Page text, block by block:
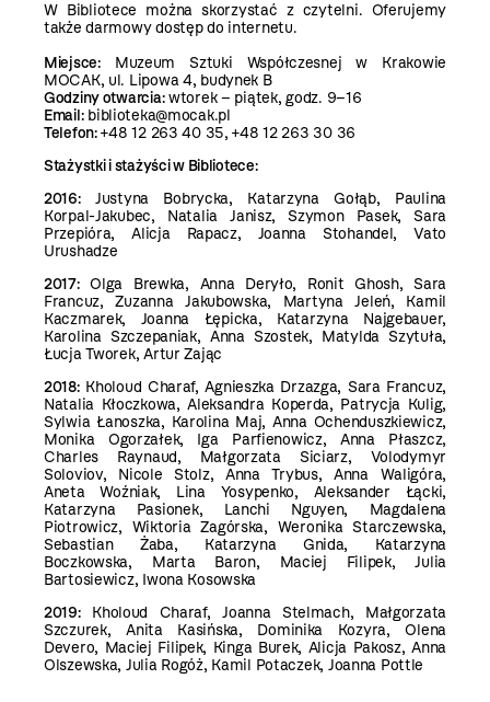
W Bibliotece można skorzystać z czytelni. Oferujemy
także darmowy dostęp do internetu.
Miejsce:Muzeum Sztuki Współczesnej w Krakowie
MOCAK, ul. Lipowa 4, budynek B
Godziny otwarcia:wtorek – piątek, godz. 9–16
Email: biblioteka@mocak.pl
Telefon:+48 12 263 40 35, +48 12 263 30 36
Stażystki i stażyści w Bibliotece:
2016:Justyna Bobrycka, Katarzyna Gołąb, Paulina
Korpal-Jakubec, Natalia Janisz, Szymon Pasek, Sara
Przepióra, Alicja Rapacz, Joanna Stohandel, Vato
Urushadze
2017:Olga Brewka, Anna Deryło, Ronit Ghosh, Sara
Francuz, Zuzanna Jakubowska, Martyna Jeleń, Kamil
Kaczmarek, Joanna Łępicka, Katarzyna Najgebauer,
Karolina Szczepaniak, Anna Szostek, Matylda Szytuła,
Łucja Tworek, Artur Zając
2018: Kholoud Charaf, Agnieszka Drzazga, Sara Francuz,
Natalia Kłoczkowa, Aleksandra Koperda, Patrycja Kulig,
Sylwia Łanoszka, Karolina Maj, Anna Ochenduszkiewicz,
Monika Ogorzałek, Iga Parfienowicz, Anna Płaszcz,
Charles Raynaud, Małgorzata Siciarz, Volodymyr
Soloviov, Nicole Stolz, Anna Trybus, Anna Waligóra,
Aneta Woźniak, Lina Yosypenko, Aleksander Łącki,
Katarzyna Pasionek, Lanchi Nguyen, Magdalena
Piotrowicz, Wiktoria Zagórska, Weronika Starczewska,
Sebastian Żaba, Katarzyna Gnida, Katarzyna
Boczkowska, Marta Baron, Maciej Filipek, Julia
Bartosiewicz, Iwona Kosowska
2019:Kholoud Charaf, Joanna Stelmach, Małgorzata
Szczurek, Anita Kasińska, Dominika Kozyra, Olena
Devero, Maciej Filipek, Kinga Burek, Alicja Pakosz, Anna
Olszewska, Julia Rogóż, Kamil Potaczek, Joanna Pottle